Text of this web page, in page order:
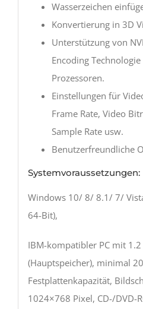
Wasserzeichen
Konvertierung in 3D
Unterstützung von
Encoding
Prozessoren.
Einstellungen für
Frame Rate, Video
Sample Rate usw.
Benutzerfreundliche
Systemvoraussetzungen:
Windows 10/ 8/ 8.1/ 7/
64-Bit),
IBM-kompatibler PC mit 1.2
(Hauptspeicher), minimal
Festplattenkapazität,
1024×768 Pixel, CD-/DVD-